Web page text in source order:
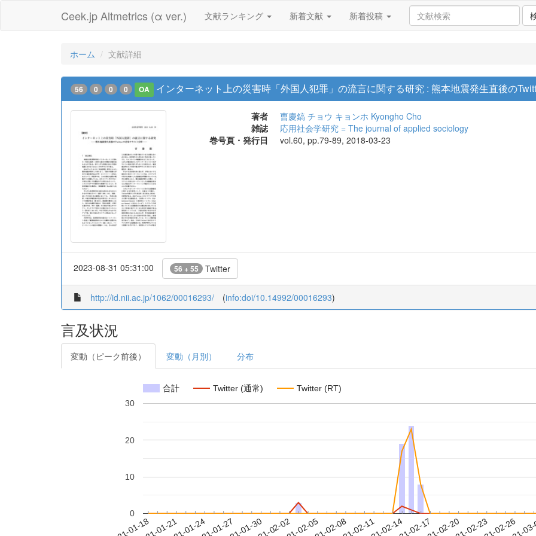
Ceek.jp Altmetrics (α ver.) 文献ランキング 新着文献 新着投稿
ホーム 文献詳細
56 0 0 0 OA インターネット上の災害時「外国人犯罪」の流言に関する研究 : 熊本地震発生直後の
著者 曺慶鎬 チョウ キョンホ Kyongho Cho
雑誌
応用社会学研究 = The journal of applied sociology
巻号頁・発行日
vol.60, pp.79-89, 2018-03-23
2023-08-31 05:31:00 56 + 55 Twitter
http://id.nii.ac.jp/1062/00016293/ (info:doi/10.14992/00016293)
言及状況
変動（ピーク前後） 変動（月別） 分布
合計 Twitter (通常) Twitter (RT)
0
10
20
30